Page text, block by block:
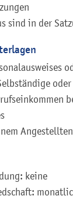
sind in der
keine